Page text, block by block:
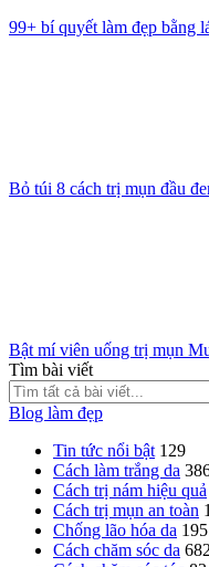
99+ bí quyết làm đẹp bằng
Bỏ túi 8 cách trị mụn đầu
Bật mí viên uống trị mụn
Tìm bài viết
Blog làm đẹp
Tin tức nổi bật 129
Cách làm trắng da
Cách trị nám hiệu quả
Cách trị mụn an toàn
Chống lão hóa da 195
Cách chăm sóc da 682